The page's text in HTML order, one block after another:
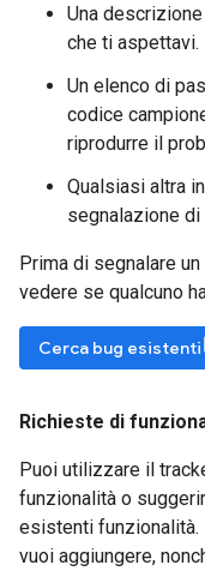
Una
che ti aspettavi.
Un elenco di
codice
riprodurre il
Qualsiasi altra
segnalazione di
Prima di segnalare
vedere se qualcuno
Cerca bug esistenti
Richieste di
Puoi utilizzare il
funzionalità o
esistenti
vuoi aggiungere,